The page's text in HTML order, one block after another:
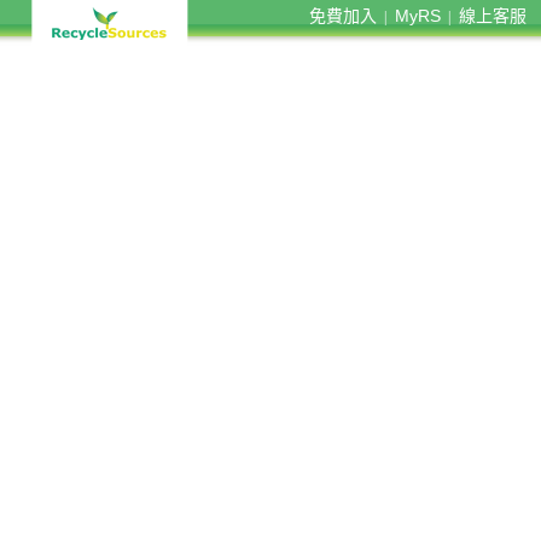
免費加入 MyRS 線上客服